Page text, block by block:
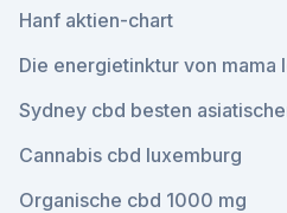
Hanf aktien-chart
Die energietinktur von mama
Sydney cbd besten
Cannabis cbd luxemburg
Organische cbd 1000 mg